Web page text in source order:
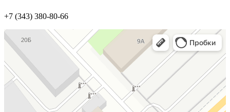
+7 (343) 380-80-66